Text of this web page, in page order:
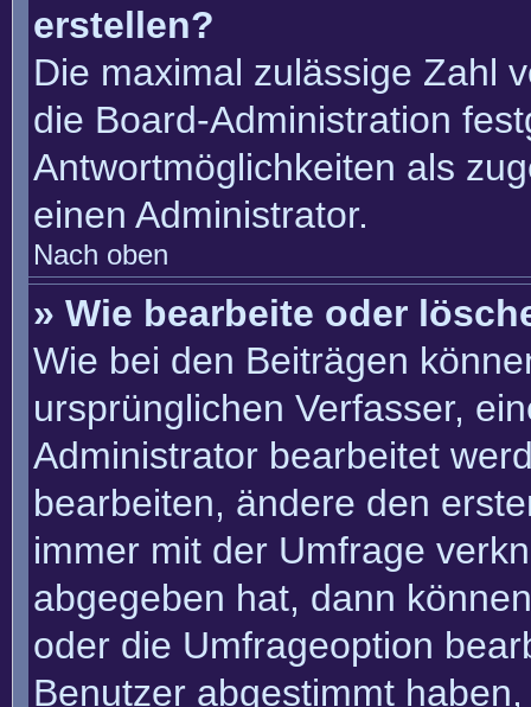
erstellen?
Die maximal zulässige Zahl
die Board-Administration
Antwortmöglichkeiten als
einen Administrator.
Nach oben
» Wie bearbeite oder
Wie bei den Beiträgen
ursprünglichen Verfasser,
Administrator bearbeitet
bearbeiten, ändere den
immer mit der Umfrage
abgegeben hat, dann
oder die Umfrageoption
Benutzer abgestimmt